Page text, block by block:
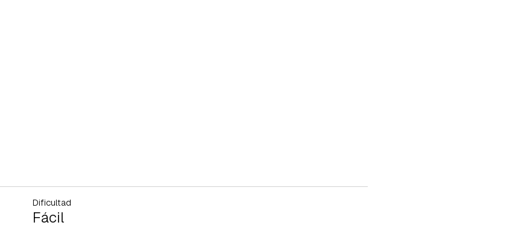
Dificultad
Fácil